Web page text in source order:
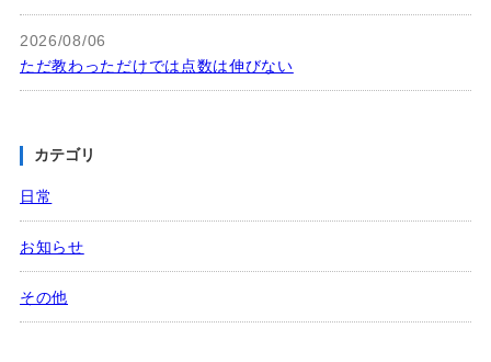
2026/08/06
ただ教わっただけでは点数は伸びない
カテゴリ
日常
お知らせ
その他